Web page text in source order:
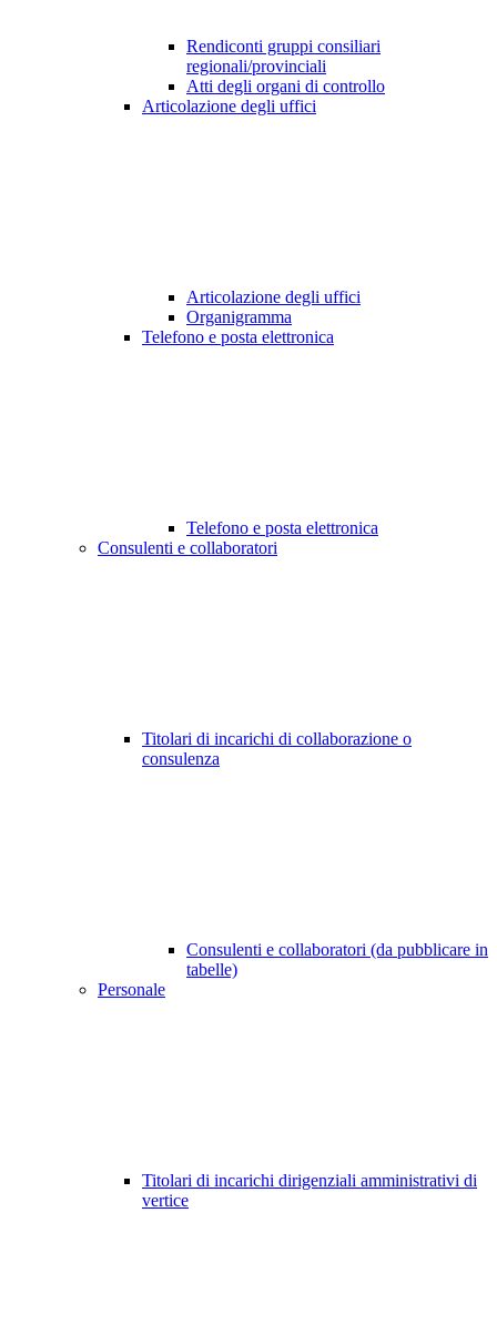
Rendiconti gruppi consiliari
regionali/provinciali
Atti degli organi di controllo
Articolazione degli uffici
Articolazione degli uffici
Organigramma
Telefono e posta elettronica
Telefono e posta elettronica
Consulenti e collaboratori
Titolari di incarichi di collaborazione o
consulenza
Consulenti e collaboratori (da pubblicare in
tabelle)
Personale
Titolari di incarichi dirigenziali amministrativi di
vertice